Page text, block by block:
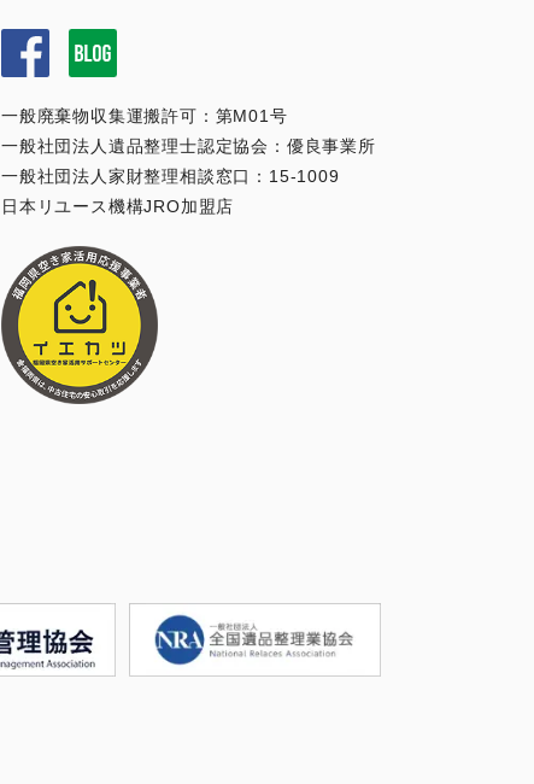
一般廃棄物収集運搬許可：第M01号
一般社団法人遺品整理士認定協会：優良事業所
一般社団法人家財整理相談窓口：15-1009
日本リユース機構JRO加盟店